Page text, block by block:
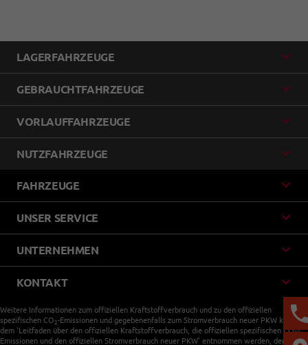
LAGERFAHRZEUGE
GEBRAUCHTFAHRZEUGE
VORLAUFFAHRZEUGE
NUTZFAHRZEUGE
FAHRZEUGE
UNSER SERVICE
UNTERNEHMEN
KONTAKT
Weitere Informationen zum offiziellen Kraftstoffverbrauch und zu den offiziellen
spezifischen CO 2-Emissionen und gegebenenfalls zum Stromverbrauch neuer PKW können
dem 'Leitfaden über den offiziellen Kraftstoffverbrauch, die offiziellen spezifischen CO2-
Emissionen und den offiziellen Stromverbrauch neuer PKW' entnommen werden, der an